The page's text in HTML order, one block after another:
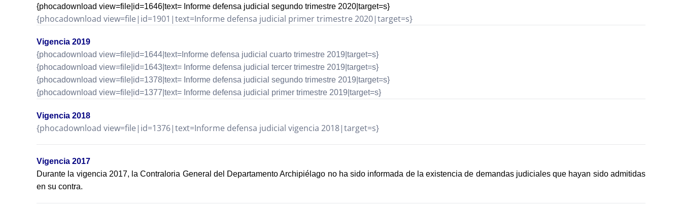
{phocadownload view=file|id=1646|text= Informe defensa judicial segundo trimestre 2020|target=s}
{phocadownload view=file|id=1901|text=Informe defensa judicial primer trimestre 2020|target=s}
Vigencia 2019
{phocadownload view=file|id=1644|text=Informe defensa judicial cuarto trimestre 2019|target=s}
{phocadownload view=file|id=1643|text= Informe defensa judicial tercer trimestre 2019|target=s}
{phocadownload view=file|id=1378|text= Informe defensa judicial segundo trimestre 2019|target=s}
{phocadownload view=file|id=1377|text= Informe defensa judicial primer trimestre 2019|target=s}
Vigencia 2018
{phocadownload view=file|id=1376|text=Informe defensa judicial vigencia 2018|target=s}
Vigencia 2017
Durante la vigencia 2017, la Contraloria General del Departamento Archipiélago no ha sido informada de la existencia de demandas judiciales que hayan sido admitidas
en su contra.